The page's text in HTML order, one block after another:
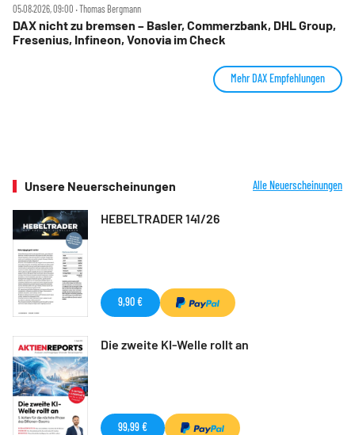
05.08.2026, 09:00 ‧ Thomas Bergmann
DAX nicht zu bremsen – Basler, Commerzbank, DHL Group,
Fresenius, Infineon, Vonovia im Check
Mehr DAX Empfehlungen
Unsere Neuerscheinungen Alle Neuerscheinungen
HEBELTRADER 141/26
9,90 €
Die zweite KI-Welle rollt an
99,99 €